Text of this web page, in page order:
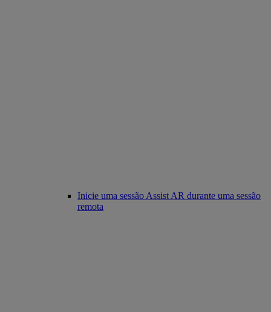
Inicie uma sessão Assist AR durante uma sessão
remota